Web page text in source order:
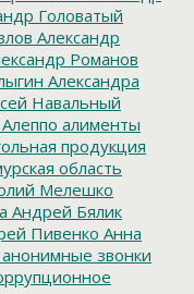
Головатый
Александр
Романов
Александра
Навальный
Алеппо алименты
продукция
область
Мелешко
Андрей Бялик
Пивенко Анна
анонимные звонки